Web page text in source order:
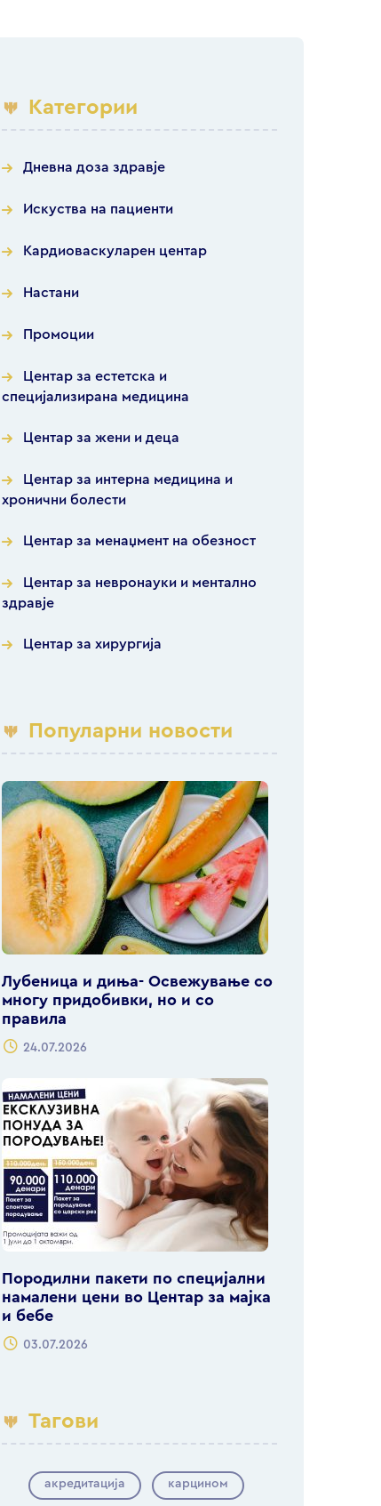
Категории
Дневна доза здравје
Искуства на пациенти
Кардиоваскуларен центар
Настани
Промоции
Центар за естетска и
специјализирана медицина
Центар за жени и деца
Центар за интерна медицина и
хронични болести
Центар за менаџмент на обезност
Центар за невронауки и ментално
здравје
Центар за хирургија
Популарни новости
Лубеница и диња- Освежување со
многу придобивки, но и со
правила
24.07.2026
Породилни пакети по специјални
намалени цени во Центар за мајка
и бебе
03.07.2026
Тагови
акредитација карцином